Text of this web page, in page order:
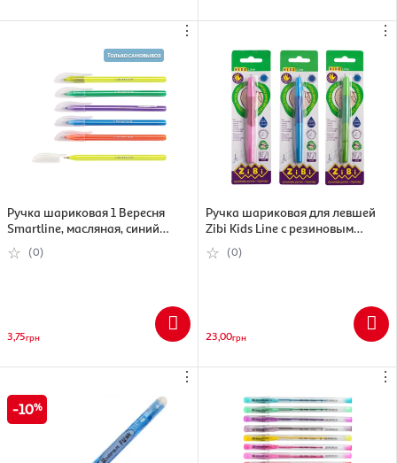
⋮
Ручка шариковая 1 Вересня
Smartline, масляная, синий
(5009074110344)
(0)
3,75грн
⋮
Ручка шариковая для левшей
Zibi Kids Line с резиновым
гриппом, синий , 0.7 мм
(4823078941138)
(0)
23,00грн
⋮
10
⋮